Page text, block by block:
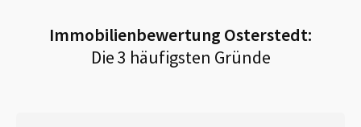
Immobilienbewertung Osterstedt:
Die 3 häufigsten Gründe